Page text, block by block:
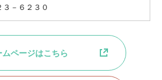
３－６２３０
ムページはこちら